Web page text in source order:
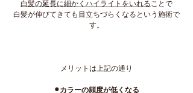
白髪の延長に細かくハイライトをいれることで
白髪が伸びてきても目立ちづらくなるという施術で
す。
メリットは上記の通り
⚫︎カラーの頻度が低くなる